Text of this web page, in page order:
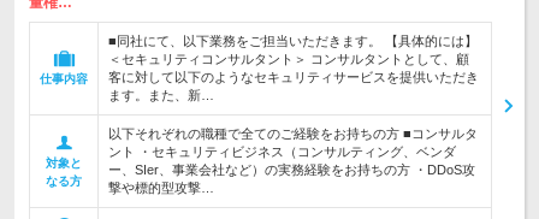
仕事内容
■同社にて、以下業務をご担当いただきます。 【具体的には】
＜セキュリティコンサルタント＞ コンサルタントとして、顧
客に対して以下のようなセキュリティサービスを提供いただき
ます。また、新…
対象と
なる方
以下それぞれの職種で全てのご経験をお持ちの方 ■コンサルタ
ント ・セキュリティビジネス（コンサルティング、ベンダ
ー、SIer、事業会社など）の実務経験をお持ちの方 ・DDoS攻
撃や標的型攻撃…